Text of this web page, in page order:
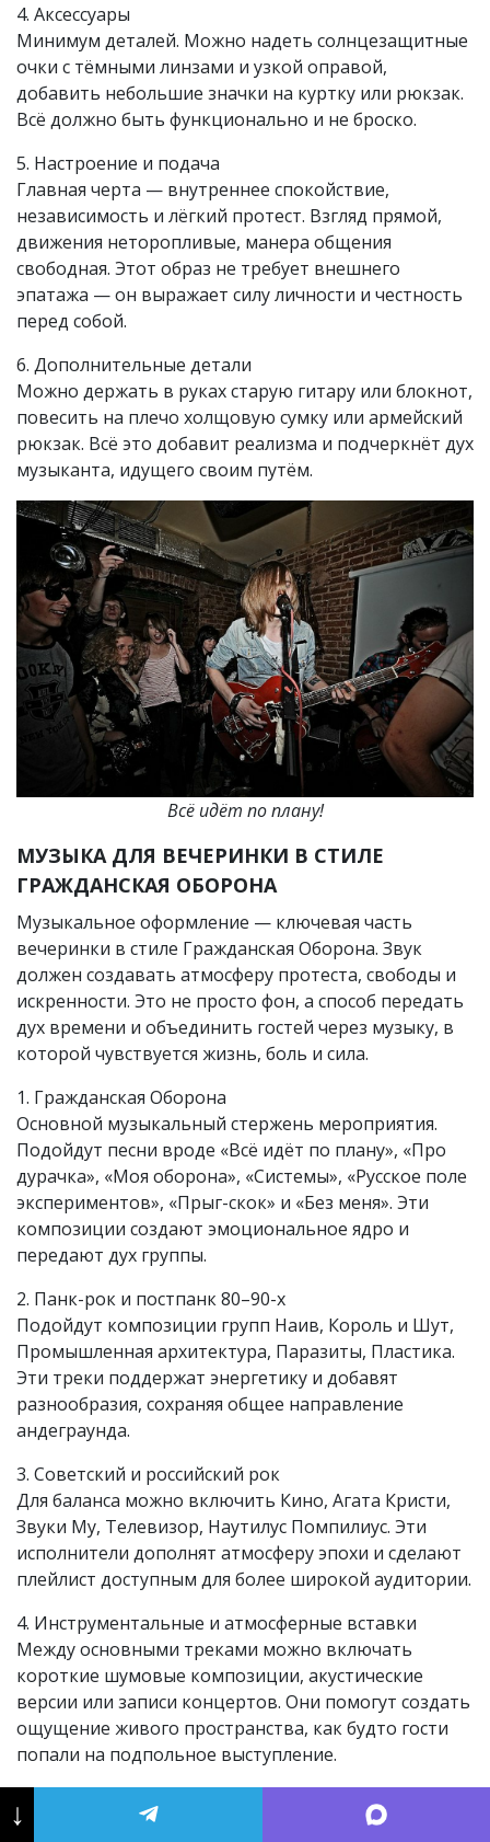
4. Аксессуары
Минимум деталей. Можно надеть солнцезащитные
очки с тёмными линзами и узкой оправой,
добавить небольшие значки на куртку или рюкзак.
Всё должно быть функционально и не броско.
5. Настроение и подача
Главная черта — внутреннее спокойствие,
независимость и лёгкий протест. Взгляд прямой,
движения неторопливые, манера общения
свободная. Этот образ не требует внешнего
эпатажа — он выражает силу личности и честность
перед собой.
6. Дополнительные детали
Можно держать в руках старую гитару или блокнот,
повесить на плечо холщовую сумку или армейский
рюкзак. Всё это добавит реализма и подчеркнёт дух
музыканта, идущего своим путём.
Всё идёт по плану!
МУЗЫКА ДЛЯ ВЕЧЕРИНКИ В СТИЛЕ
ГРАЖДАНСКАЯ ОБОРОНА
Музыкальное оформление — ключевая часть
вечеринки в стиле Гражданская Оборона. Звук
должен создавать атмосферу протеста, свободы и
искренности. Это не просто фон, а способ передать
дух времени и объединить гостей через музыку, в
которой чувствуется жизнь, боль и сила.
1. Гражданская Оборона
Основной музыкальный стержень мероприятия.
Подойдут песни вроде «Всё идёт по плану», «Про
дурачка», «Моя оборона», «Системы», «Русское поле
экспериментов», «Прыг-скок» и «Без меня». Эти
композиции создают эмоциональное ядро и
передают дух группы.
2. Панк-рок и постпанк 80–90-х
Подойдут композиции групп Наив, Король и Шут,
Промышленная архитектура, Паразиты, Пластика.
Эти треки поддержат энергетику и добавят
разнообразия, сохраняя общее направление
андеграунда.
3. Советский и российский рок
Для баланса можно включить Кино, Агата Кристи,
Звуки Му, Телевизор, Наутилус Помпилиус. Эти
исполнители дополнят атмосферу эпохи и сделают
плейлист доступным для более широкой аудитории.
4. Инструментальные и атмосферные вставки
Между основными треками можно включать
короткие шумовые композиции, акустические
версии или записи концертов. Они помогут создать
ощущение живого пространства, как будто гости
попали на подпольное выступление.
Завершить вечер можно песнями с философским
↓